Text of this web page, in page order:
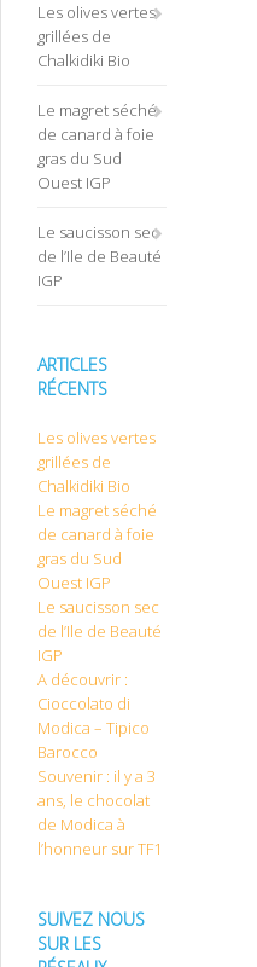
Les olives vertes
grillées de
Chalkidiki Bio
Le magret séché
de canard à foie
gras du Sud
Ouest IGP
Le saucisson sec
de l’Ile de Beauté
IGP
ARTICLES
RÉCENTS
Les olives vertes
grillées de
Chalkidiki Bio
Le magret séché
de canard à foie
gras du Sud
Ouest IGP
Le saucisson sec
de l’Ile de Beauté
IGP
A découvrir :
Cioccolato di
Modica – Tipico
Barocco
Souvenir : il y a 3
ans, le chocolat
de Modica à
l’honneur sur TF1
SUIVEZ NOUS
SUR LES